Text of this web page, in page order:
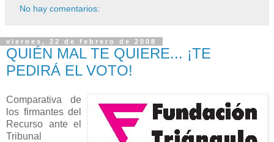
No hay comentarios:
viernes, 22 de febrero de 2008
QUIÉN MAL TE QUIERE... ¡TE
PEDIRÁ EL VOTO!
Comparativa de
los firmantes del
Recurso ante el
Tribunal